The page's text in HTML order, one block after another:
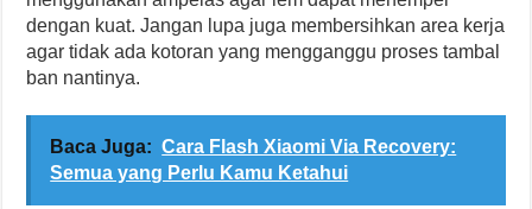
dengan kuat. Jangan lupa juga membersihkan area kerja
agar tidak ada kotoran yang mengganggu proses tambal
ban nantinya.
Baca Juga: Cara Flash Xiaomi Via Recovery:
Semua yang Perlu Kamu Ketahui